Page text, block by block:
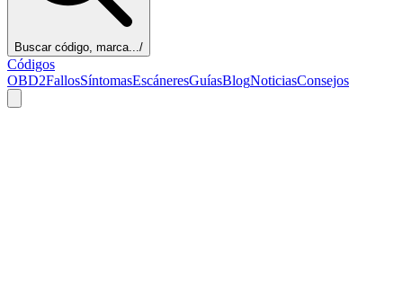
Buscar código, marca.../
Códigos
OBD2FallosSíntomasEscáneresGuíasBlogNoticiasConsejos